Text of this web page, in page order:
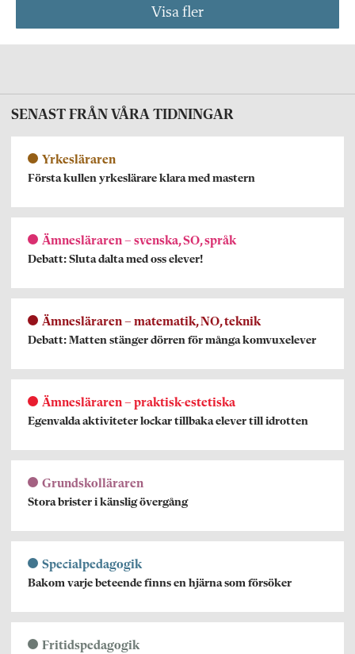
Visa fler
SENAST FRÅN VÅRA TIDNINGAR
Yrkesläraren
Första kullen yrkeslärare klara med mastern
Ämnesläraren – svenska, SO, språk
Debatt: Sluta dalta med oss elever!
Ämnesläraren – matematik, NO, teknik
Debatt: Matten stänger dörren för många komvuxelever
Ämnesläraren – praktisk-estetiska
Egenvalda aktiviteter lockar tillbaka elever till idrotten
Grundskolläraren
Stora brister i känslig övergång
Specialpedagogik
Bakom varje beteende finns en hjärna som försöker
Fritidspedagogik